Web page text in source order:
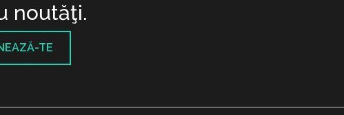
noutăţi.
TE